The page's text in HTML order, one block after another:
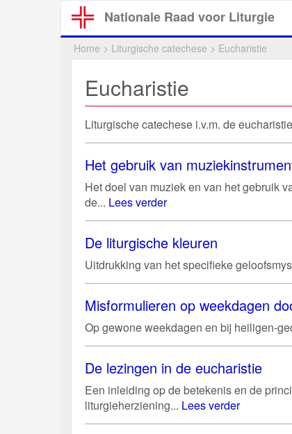
Nationale Raad voor Liturgie
Home > Liturgische catechese > Eucharistie
Eucharistie
Liturgische catechese i.v.m. de
Het gebruik van
Het doel van muziek en van het gebruik
de... Lees verder
De liturgische kleuren
Uitdrukking van het specifieke
Misformulieren op weekdagen
Op gewone weekdagen en bij heiligen-
De lezingen in de eucharistie
Een inleiding op de betekenis en de
liturgieherziening... Lees verder